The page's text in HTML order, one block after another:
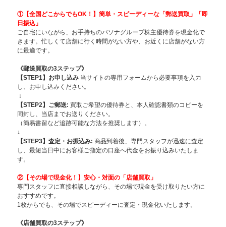
①【全国どこからでもOK！】簡単・スピーディーな「郵送買取」「即
日振込」
ご自宅にいながら、お手持ちのパソナグループ株主優待券を現金化で
きます。忙しくて店舗に行く時間がない方や、お近くに店舗がない方
に最適です。
《郵送買取の3ステップ》
【STEP1】お申し込み当サイトの専用フォームから必要事項を入力
し、お申し込みください。
↓
【STEP2】ご郵送: 買取ご希望の優待券と、本人確認書類のコピーを
同封し、当店までお送りください。
（簡易書留など追跡可能な方法を推奨します）。
↓
【STEP3】査定・お振込み: 商品到着後、専門スタッフが迅速に査定
し、最短当日中にお客様ご指定の口座へ代金をお振り込みいたしま
す。
②【その場で現金化！】安心・対面の「店舗買取」
専門スタッフに直接相談しながら、その場で現金を受け取りたい方に
おすすめです。
1枚からでも、その場でスピーディーに査定・現金化いたします。
《店舗買取の3ステップ》